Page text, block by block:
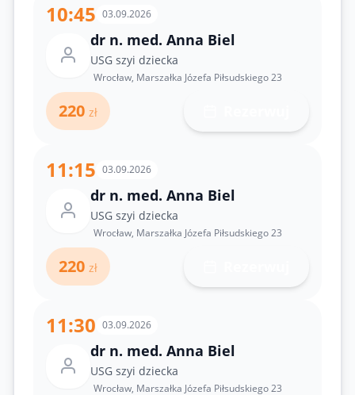
10:45 03.09.2026
dr n. med. Anna Biel
USG szyi dziecka
Wrocław, Marszałka Józefa Piłsudskiego 23
220 zł
11:15 03.09.2026
dr n. med. Anna Biel
USG szyi dziecka
Wrocław, Marszałka Józefa Piłsudskiego 23
220 zł
11:30 03.09.2026
dr n. med. Anna Biel
USG szyi dziecka
Wrocław, Marszałka Józefa Piłsudskiego 23